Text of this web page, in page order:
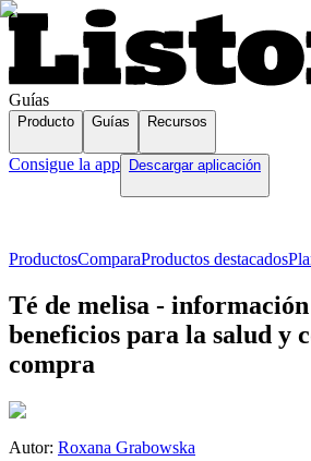
Guías
Producto Guías Recursos
Consigue la app Descargar aplicación
ProductosComparaProductos destacados
Té de melisa -
beneficios para la salud y
compra
Autor: Roxana Grabowska